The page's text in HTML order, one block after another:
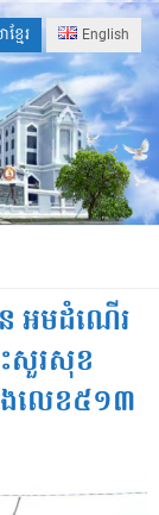
មែរ English
អមដំណើរ
ះសួរសុខ
ើងលេខ៥១៣